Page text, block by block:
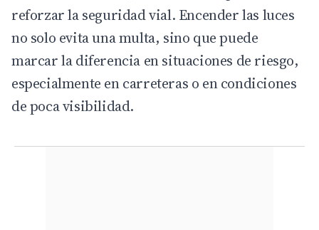
reforzar la seguridad vial. Encender las luces
no solo evita una multa, sino que puede
marcar la diferencia en situaciones de riesgo,
especialmente en carreteras o en condiciones
de poca visibilidad.